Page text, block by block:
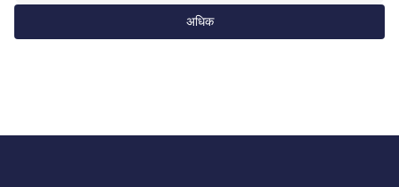
अधिक